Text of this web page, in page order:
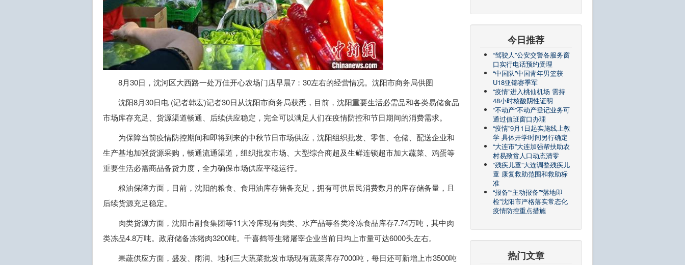
8月30日，沈河区大西路一处万佳开心农场门店早晨7：30左右的经营情况。沈阳市商务局供图
沈阳8月30日电 (记者韩宏)记者30日从沈阳市商务局获悉，目前，沈阳重要生活必需品和各类易储食品
市场库存充足、货源渠道畅通、后续供应稳定，完全可以满足人们在疫情防控和节日期间的消费需求。
为保障当前疫情防控期间和即将到来的中秋节日市场供应，沈阳组织批发、零售、仓储、配送企业和
生产基地加强货源采购，畅通流通渠道，组织批发市场、大型综合商超及生鲜连锁超市加大蔬菜、鸡蛋等
重要生活必需商品备货力度，全力确保市场供应平稳运行。
粮油保障方面，目前，沈阳的粮食、食用油库存储备充足，拥有可供居民消费数月的库存储备量，且
后续货源充足稳定。
肉类货源方面，沈阳市副食集团等11大冷库现有肉类、水产品等各类冷冻食品库存7.74万吨，其中肉
类冻品4.8万吨。政府储备冻猪肉3200吨。千喜鹤等生猪屠宰企业当前日均上市量可达6000头左右。
果蔬供应方面，盛发、雨润、地利三大蔬菜批发市场现有蔬菜库存7000吨，每日还可新增上市3500吨
今日推荐
“驾驶人”公安交警各服务窗
口实行电话预约受理
“中国队”中国青年男篮获
U18亚锦赛季军
“疫情”进入桃仙机场 需持
48小时核酸阴性证明
“不动产”不动产登记业务可
通过值班窗口办理
“疫情”9月1日起实施线上教
学 具体开学时间另行确定
“大连市”大连加强帮扶助农
村易致贫人口动态清零
“残疾儿童”大连调整残疾儿
童 康复救助范围和救助标
准
“报备”“主动报备”“落地即
检”沈阳市严格落实常态化
疫情防控重点措施
热门文章